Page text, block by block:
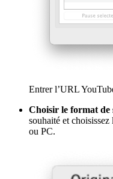
Entrer l’URL
Choisir le format de
souhaité et
ou PC.